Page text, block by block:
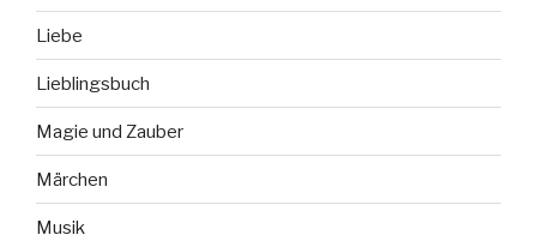
Liebe
Lieblingsbuch
Magie und Zauber
Märchen
Musik